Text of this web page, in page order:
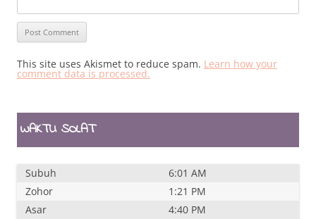
This site uses Akismet to reduce spam. Learn how your
comment data is processed.
WAKTU SOLAT
Subuh
6:01 AM
Zohor
1:21 PM
Asar
4:40 PM